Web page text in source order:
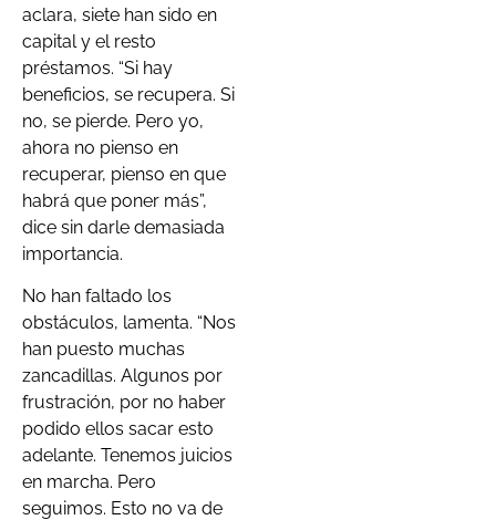
aclara, siete han sido en
capital y el resto
préstamos. “Si hay
beneficios, se recupera. Si
no, se pierde. Pero yo,
ahora no pienso en
recuperar, pienso en que
habrá que poner más”,
dice sin darle demasiada
importancia.
No han faltado los
obstáculos, lamenta. “Nos
han puesto muchas
zancadillas. Algunos por
frustración, por no haber
podido ellos sacar esto
adelante. Tenemos juicios
en marcha. Pero
seguimos. Esto no va de